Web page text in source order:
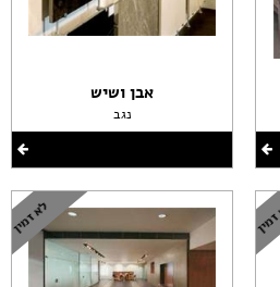
אבן ושיש
נגב